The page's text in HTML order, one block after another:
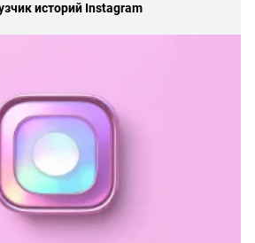
историй Instagram